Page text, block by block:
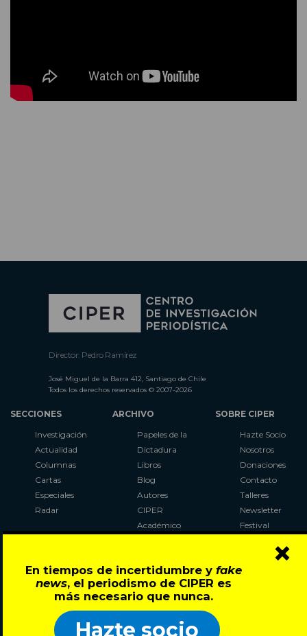
En tiempos de incertidumbre y fake
news, el periodismo de CIPER es
más necesario que nunca.
Hazte socio
×
Director: Pedro Ramírez
José Miguel de la Barra 412, Santiago de Chile
Todos los derechos reservados © 2007-2026
SECCIONES
Investigación
Actualidad
Columnas
Cartas
Especiales
Radar
ARCHIVO
Papeles de la
Dictadura
Libros
Blog
Autores
CIPER
Académico
Al Plebiscito
con CIPER
SOBRE CIPER
Hazte Socio
Nosotros
Donaciones
Contacto
Talleres
Newsletter
Festival